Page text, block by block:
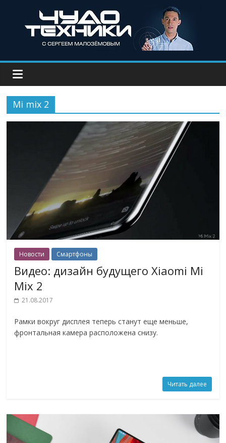
Mi mix 2
Новости Смартфоны
Видео: дизайн будущего Xiaomi Mi
Mix 2
21.08.2017
Рамки вокруг дисплея теперь станут еще меньше,
фронтальная камера расположена снизу.
Читать далее